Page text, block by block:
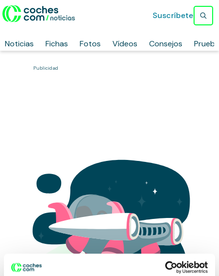
Noticias Fichas Fotos Vídeos Consejos
Suscríbete
Publicidad